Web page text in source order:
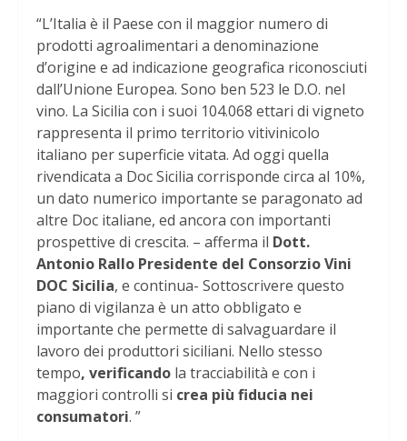
“L’Italia è il Paese con il maggior numero di
prodotti agroalimentari a denominazione
d’origine e ad indicazione geografica riconosciuti
dall’Unione Europea. Sono ben 523 le D.O. nel
vino. La Sicilia con i suoi 104.068 ettari di vigneto
rappresenta il primo territorio vitivinicolo
italiano per superficie vitata. Ad oggi quella
rivendicata a Doc Sicilia corrisponde circa al 10%,
un dato numerico importante se paragonato ad
altre Doc italiane, ed ancora con importanti
prospettive di crescita. – afferma il Dott.
Antonio Rallo Presidente del Consorzio Vini
DOC Sicilia, e continua- Sottoscrivere questo
piano di vigilanza è un atto obbligato e
importante che permette di salvaguardare il
lavoro dei produttori siciliani. Nello stesso
tempo, verificando la tracciabilità e con i
maggiori controlli si crea più fiducia nei
consumatori. ”